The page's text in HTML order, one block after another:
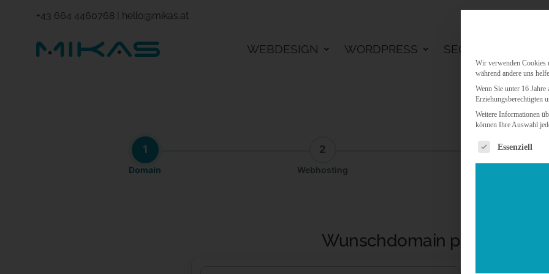
+43 664 4460768| hello@mikas.at
WEBDESIGN WORDPRESS SEO
1
Domain
2
Webhosting
3
Wunschdomain prüfen
Wir verwenden Cookies
während andere uns
Wenn Sie unter 16
Erziehungsberechtigten
Weitere Informationen
können Ihre Auswahl
Es folgt eine
Essenziell